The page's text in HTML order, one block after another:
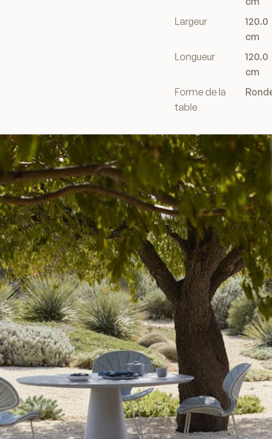
Largeur
120.0
cm
Longueur
120.0
cm
Forme de la
table